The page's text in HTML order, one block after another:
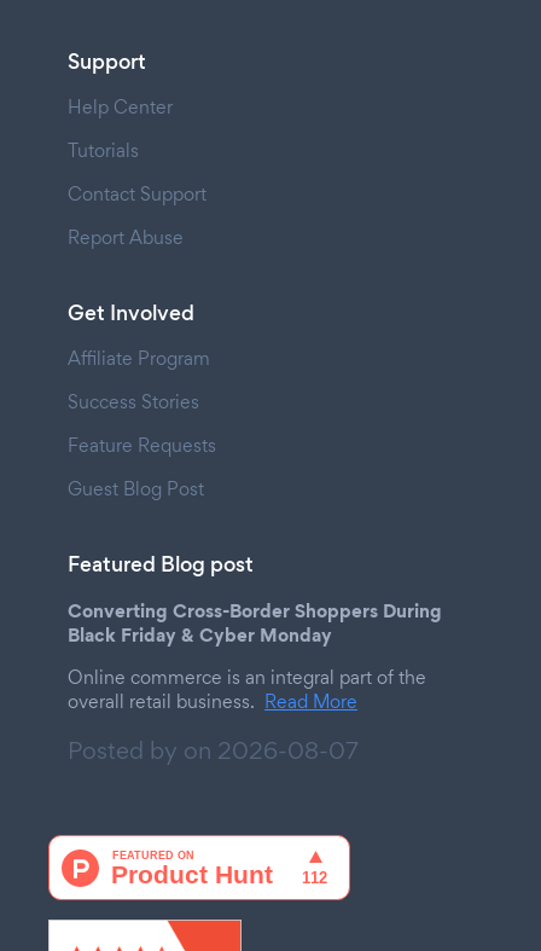
Support
Help Center
Tutorials
Contact Support
Report Abuse
Get Involved
Affiliate Program
Success Stories
Feature Requests
Guest Blog Post
Featured Blog post
Converting Cross-Border Shoppers During
Black Friday & Cyber Monday
Online commerce is an integral part of the
overall retail business. Read More
Posted by on 2026-08-07